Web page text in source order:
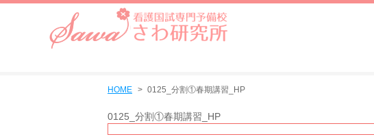
HOME 0125_分割①春期講習_HP
0125_分割①春期講習_HP